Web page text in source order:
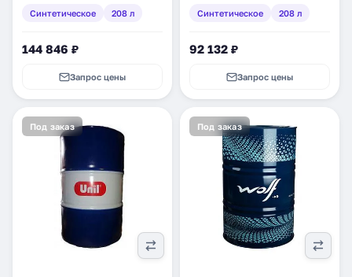
Синтетическое 208 л
144 846 ₽
Запрос цены
Синтетическое 208 л
92 132 ₽
Запрос цены
Под заказ Под заказ